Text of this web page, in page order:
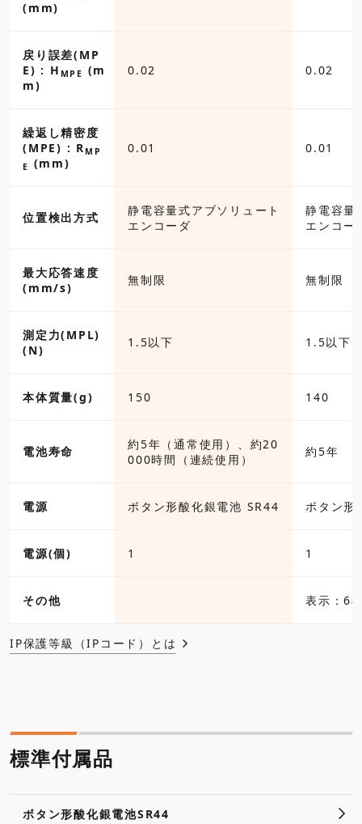
(mm)
戻り誤差(MP
E) : H MPE (m
m)
0.02 0.02
繰返し精密度
(MPE) : R MP
E (mm)
0.01 0.01
位置検出方式
静電容量式アブソリュート
エンコーダ
静電容量
エンコー
最大応答速度
(mm/s)
無制限 無制限
測定力(MPL)
(N)
1.5以下 1.5以下
本体質量(g) 150 140
電池寿命
約5年（通常使用）、約20
000時間（連続使用）
約5年
電源 ボタン形酸化銀電池 SR44 ボタン形
電源(個) 1 1
その他 表示：6
IP保護等級（IPコード）とは
標準付属品
ボタン形酸化銀電池SR44